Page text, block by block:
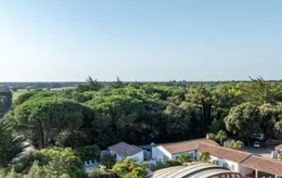
Camping Les Eyzies-de-Tayac-Sireuil
Camping Sarlat
Camping Gironde
Camping Bordeaux
Camping Carcans